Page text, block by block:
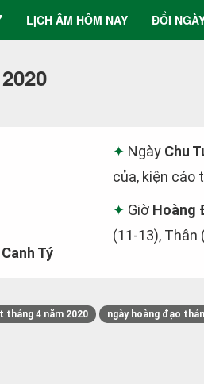
LỊCH ÂM HÔM NAY ĐỔI
Canh Tý
Ngày Chu
của, kiện cáo
Giờ Hoàng
(11-13), Thân
tháng 4 năm 2020 ngày hoàng đạo